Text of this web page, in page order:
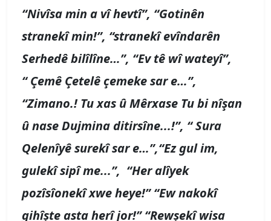
“Nivîsa min a vî hevtî”, “Gotinên
stranekî min!”, “stranekî evîndarên
Serhedê bilîlîne…”, “Ev tê wî wateyî”,
“Çemê Çetelê çemeke sar e…”,
“Zimano.! Tu xas û Mêrxase Tu bi nîşan
û nase Dujmina ditirsîne...!”, “Sura
Qelenîyê surekî sar e…”,“Ez gul im,
gulekî sipî me...”, “Her alîyek
pozîsîonekî xwe heye!” “Ew nakokî
gihîşte asta herî jor!” “Rewşekî wisa